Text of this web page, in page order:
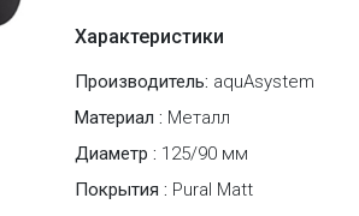
Характеристики
Производитель: aquAsystem
Материал : Металл
Диаметр : 125/90 мм
Покрытия : Pural Matt